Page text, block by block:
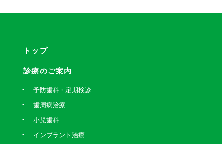
トップ
診療のご案内
予防歯科・定期検診
歯周病治療
小児歯科
インプラント治療